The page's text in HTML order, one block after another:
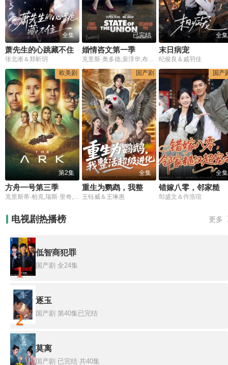
全集
萧先生的心跳藏不住
张北淅＆郑昕玥
已完结
婚情咨文第一季
克里斯·奥多德,裴淳华,布莱丹·格里森,派翠西娅·克拉克森,杰夫·劳勒,劳拉·邱比特,艾略特·利维,艾斯林·贝亚,索佩·迪瑞苏,吉滕德拉·赖,Esco Jouley,Janet Amsden
全集
末日病宠
纪俊良＆戚羽佳
欧美剧
第2集
方舟一号第三季
克里斯蒂·柏克,瑞斯·里奇,理查德·弗利施曼,瑞安·亚当斯,帕夫莱·耶里尼奇,沙利妮·佩里斯,蒂安娜·乌普切娃,戴安娜·贝穆德斯,贾德兰·马尔科维奇,克里斯蒂娜·沃尔夫,塔玛拉·拉多瓦诺维奇
国产剧
全集
王钰威＆王琳惠
国产
全集
邹盛文＆仵浩瑄
电视剧热播榜 更多
1
低智商犯罪
国产剧 全24集
2
逐玉
国产剧 第40集已完结
莫离
国产剧 已完结 共40集